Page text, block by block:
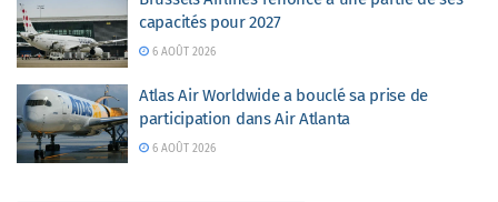
capacités pour 2027
6 AOÛT 2026
Atlas Air Worldwide a bouclé sa prise de
participation dans Air Atlanta
6 AOÛT 2026